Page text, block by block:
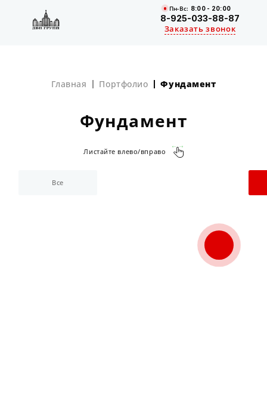
Пн-Вс: 8:00 - 20:00
8-925-033-88-87
Заказать звонок
Главная Портфолио Фундамент
Фундамент
Листайте влево/вправо
Все